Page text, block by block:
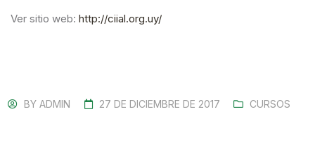
Ver sitio web: http://ciial.org.uy/
BYADMIN 27 DE DICIEMBRE DE 2017 CURSOS